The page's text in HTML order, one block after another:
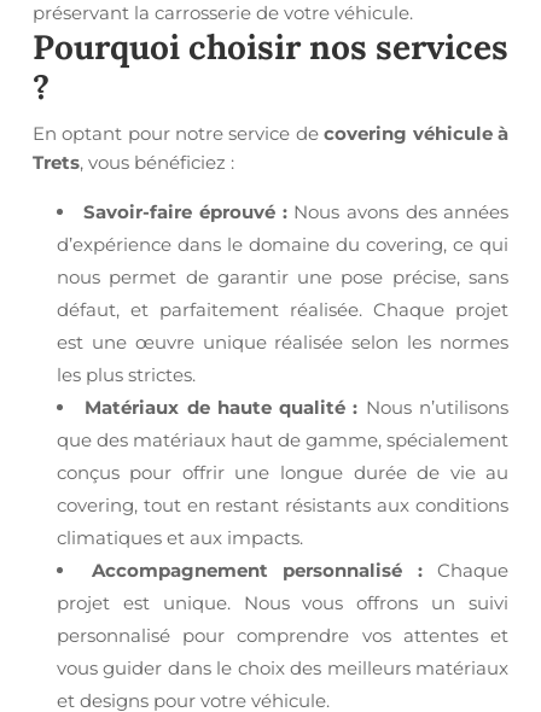
préservant la carrosserie de votre véhicule.
Pourquoi choisir nos services
?
En optant pour notre service decovering véhicule à
Trets, vous bénéficiez :
Savoir-faire éprouvé :Nous avons des années
d’expérience dans le domaine du covering, ce qui
nous permet de garantir une pose précise, sans
défaut, et parfaitement réalisée. Chaque projet
est une œuvre unique réalisée selon les normes
les plus strictes.
Matériaux de haute qualité : Nous n’utilisons
que des matériaux haut de gamme, spécialement
conçus pour offrir une longue durée de vie au
covering, tout en restant résistants aux conditions
climatiques et aux impacts.
Accompagnement personnalisé :Chaque
projet est unique. Nous vous offrons un suivi
personnalisé pour comprendre vos attentes et
vous guider dans le choix des meilleurs matériaux
et designs pour votre véhicule.